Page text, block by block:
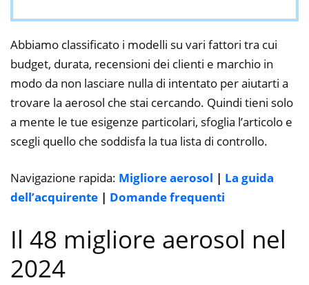
Abbiamo classificato i modelli su vari fattori tra cui
budget, durata, recensioni dei clienti e marchio in
modo da non lasciare nulla di intentato per aiutarti a
trovare la aerosol che stai cercando. Quindi tieni solo
a mente le tue esigenze particolari, sfoglia l’articolo e
scegli quello che soddisfa la tua lista di controllo.
Navigazione rapida: Migliore aerosol | La guida
dell’acquirente | Domande frequenti
Il 48 migliore aerosol nel
2024